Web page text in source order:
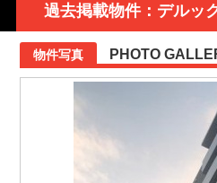
過去掲載物件：デルッ
物件写真 PHOTO